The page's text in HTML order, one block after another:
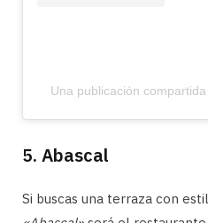
Una publicación
5. Abascal
Si buscas una terraza con